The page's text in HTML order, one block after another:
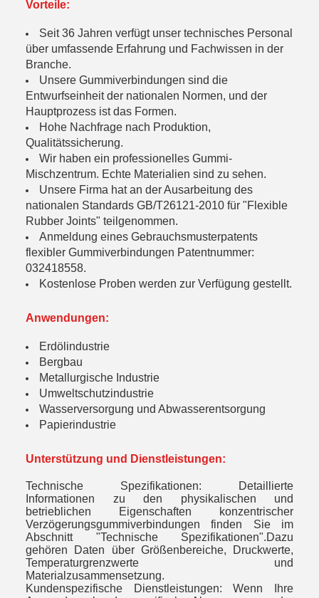
Vorteile:
Seit 36 Jahren verfügt unser technisches Personal
über umfassende Erfahrung und Fachwissen in der
Branche.
Unsere Gummiverbindungen sind die
Entwurfseinheit der nationalen Normen, und der
Hauptprozess ist das Formen.
Hohe Nachfrage nach Produktion,
Qualitätssicherung.
Wir haben ein professionelles Gummi-
Mischzentrum. Echte Materialien sind zu sehen.
Unsere Firma hat an der Ausarbeitung des
nationalen Standards GB/T26121-2010 für "Flexible
Rubber Joints" teilgenommen.
Anmeldung eines Gebrauchsmusterpatents
flexibler Gummiverbindungen Patentnummer:
032418558.
Kostenlose Proben werden zur Verfügung gestellt.
Anwendungen:
Erdölindustrie
Bergbau
Metallurgische Industrie
Umweltschutzindustrie
Wasserversorgung und Abwasserentsorgung
Papierindustrie
Unterstützung und Dienstleistungen:
Technische Spezifikationen: Detaillierte
Informationen zu den physikalischen und
betrieblichen Eigenschaften konzentrischer
Verzögerungsgummiverbindungen finden Sie im
Abschnitt "Technische Spezifikationen".Dazu
gehören Daten über Größenbereiche, Druckwerte,
Temperaturgrenzwerte und
Materialzusammensetzung.
Kundenspezifische Dienstleistungen: Wenn Ihre